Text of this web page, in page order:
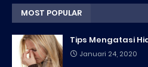
MOST POPULAR
Tips Mengatasi
Januari 24, 2020